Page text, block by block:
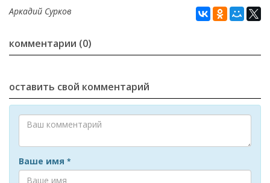
Аркадий Сурков
комментарии (0)
оставить свой комментарий
Ваше имя *